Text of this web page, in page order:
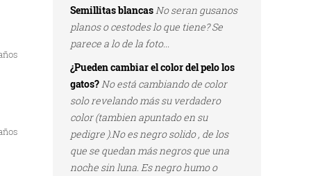
Semillitas blancasNo seran gusanos
planos o cestodes lo que tiene? Se
parece a lo de la foto...
¿Pueden cambiar el color del pelo los
gatos?No está cambiando de color
solo revelando más su verdadero
color (tambien apuntado en su
pedigre ).No es negro solido , de los
que se quedan más negros que una
noche sin luna. Es negro humo o